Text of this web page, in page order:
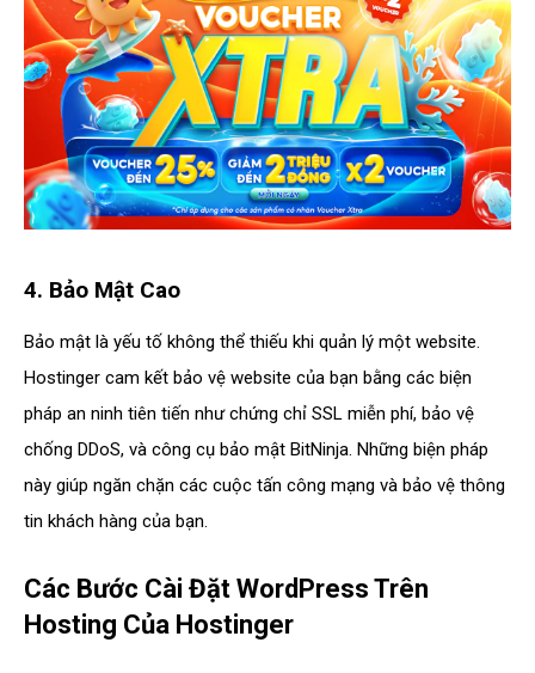
4. Bảo Mật Cao
Bảo mật là yếu tố không thể thiếu khi quản lý một website.
Hostinger cam kết bảo vệ website của bạn bằng các biện
pháp an ninh tiên tiến như chứng chỉ SSL miễn phí, bảo vệ
chống DDoS, và công cụ bảo mật BitNinja. Những biện pháp
này giúp ngăn chặn các cuộc tấn công mạng và bảo vệ thông
tin khách hàng của bạn.
Các Bước Cài Đặt WordPress Trên
Hosting Của Hostinger